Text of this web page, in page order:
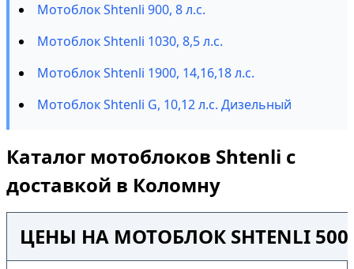
Мотоблок Shtenli 900, 8 л.с.
Мотоблок Shtenli 1030, 8,5 л.с.
Мотоблок Shtenli 1900, 14,16,18 л.с.
Мотоблок Shtenli G, 10,12 л.с. Дизельный
Каталог мотоблоков Shtenli с
доставкой в Коломну
ЦЕНЫ НА МОТОБЛОК SHTENLI